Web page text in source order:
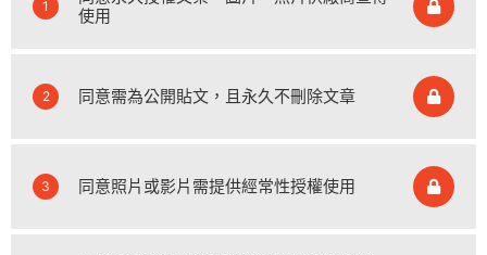
1
使用
2 同意需為公開貼文，且永久不刪除文章
3 同意照片或影片需提供經常性授權使用